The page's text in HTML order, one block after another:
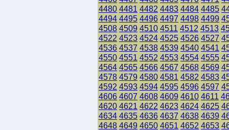
4480 4481 4482 4483 4484 4485
4494 4495 4496 4497 4498 4499
4508 4509 4510 4511 4512 4513
4522 4523 4524 4525 4526 4527
4536 4537 4538 4539 4540 4541
4550 4551 4552 4553 4554 4555
4564 4565 4566 4567 4568 4569
4578 4579 4580 4581 4582 4583
4592 4593 4594 4595 4596 4597
4606 4607 4608 4609 4610 4611
4620 4621 4622 4623 4624 4625
4634 4635 4636 4637 4638 4639
4648 4649 4650 4651 4652 4653